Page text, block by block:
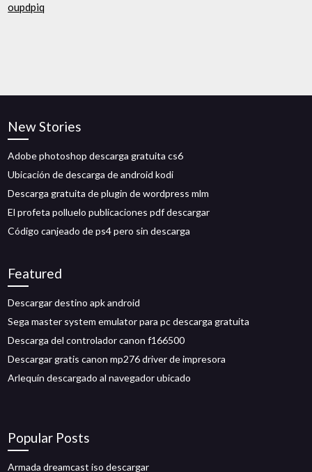
oupdpiq
New Stories
Adobe photoshop descarga gratuita cs6
Ubicación de descarga de android kodi
Descarga gratuita de plugin de wordpress mlm
El profeta polluelo publicaciones pdf descargar
Código canjeado de ps4 pero sin descarga
Featured
Descargar destino apk android
Sega master system emulator para pc descarga gratuita
Descarga del controlador canon f166500
Descargar gratis canon mp276 driver de impresora
Arlequín descargado al navegador ubicado
Popular Posts
Armada dreamcast iso descargar